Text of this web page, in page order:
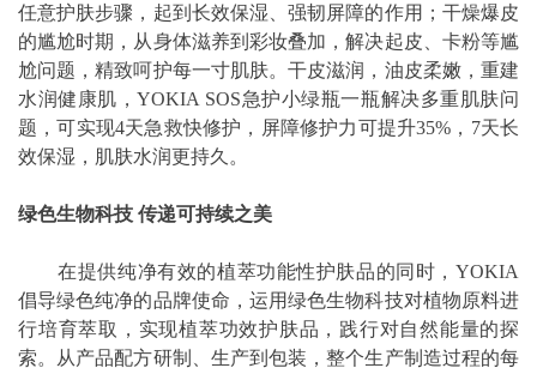
任意护肤步骤，起到长效保湿、强韧屏障的作用；干燥爆皮
的尴尬时期，从身体滋养到彩妆叠加，解决起皮、卡粉等尴
尬问题，精致呵护每一寸肌肤。干皮滋润，油皮柔嫩，重建
水润健康肌，YOKIA SOS急护小绿瓶一瓶解决多重肌肤问
题，可实现4天急救快修护，屏障修护力可提升35%，7天长
效保湿，肌肤水润更持久。
绿色生物科技 传递可持续之美
在提供纯净有效的植萃功能性护肤品的同时，YOKIA
倡导绿色纯净的品牌使命，运用绿色生物科技对植物原料进
行培育萃取，实现植萃功效护肤品，践行对自然能量的探
索。从产品配方研制、生产到包装，整个生产制造过程的每